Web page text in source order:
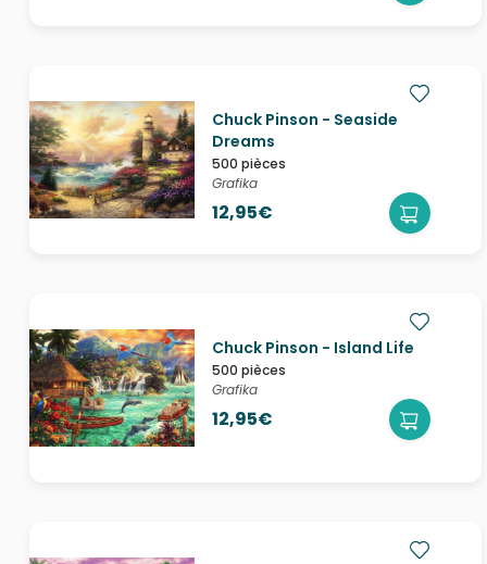
Chuck Pinson - Seaside
Dreams
500 pièces
Grafika
12,95€
Chuck Pinson - Island Life
500 pièces
Grafika
12,95€